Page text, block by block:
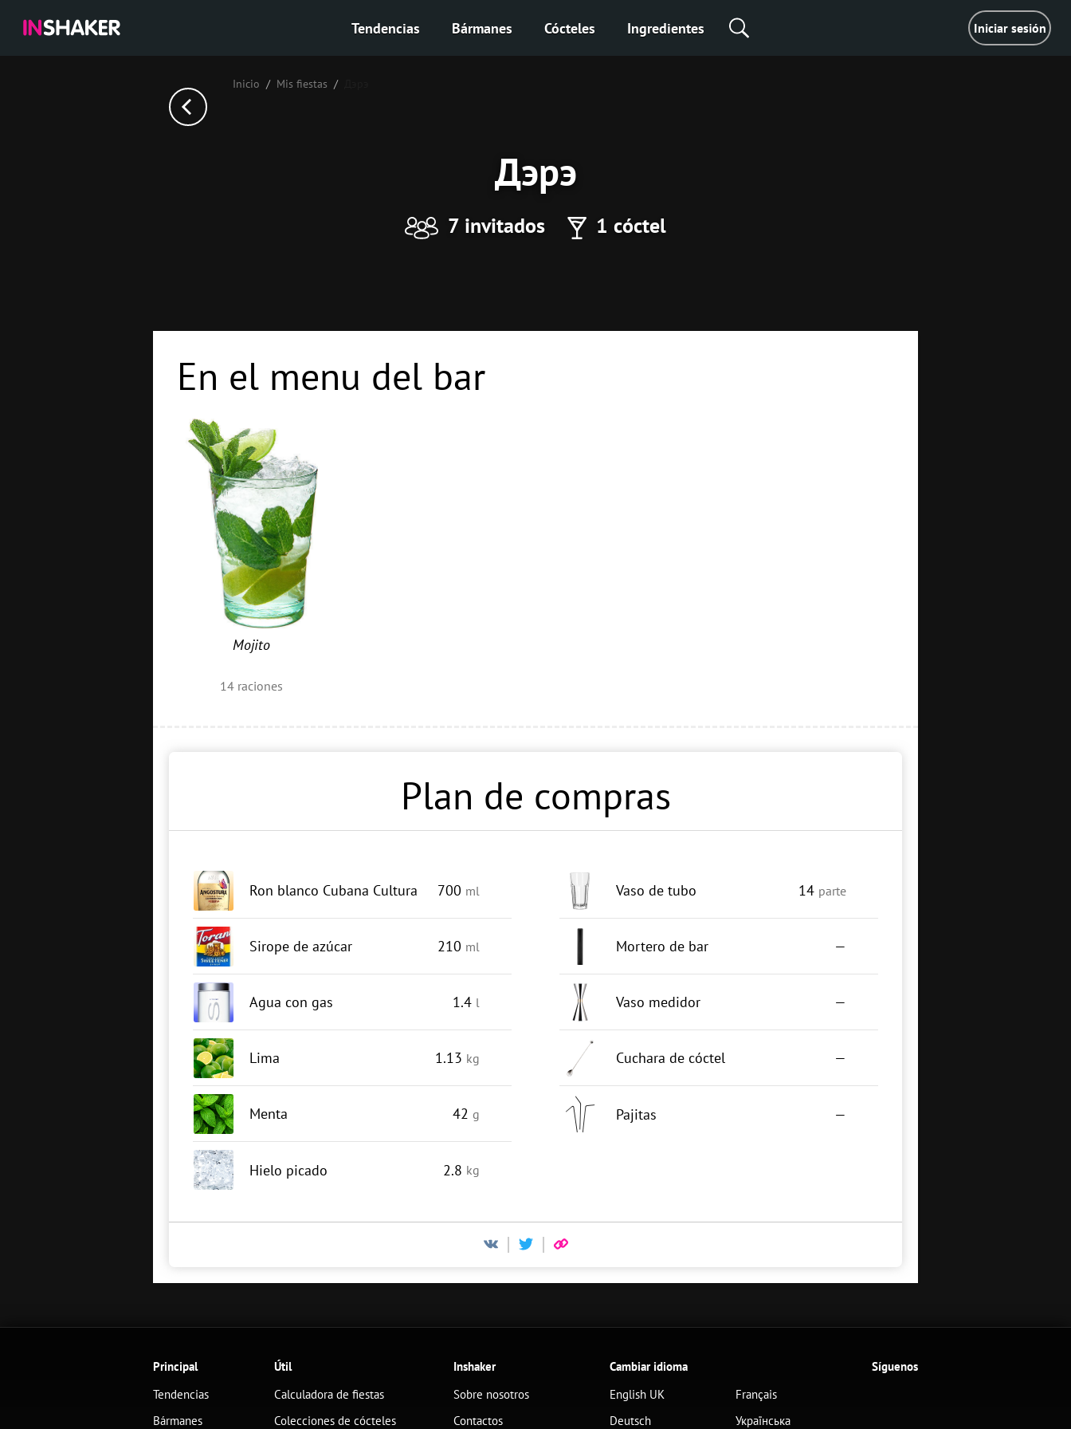
Tendencias Bármanes Cócteles Ingredientes Iniciar sesión
Inicio Mis fiestas
Дэрэ
7 invitados 1 cóctel
En el menu del bar
Mojito
14 raciones
Plan de compras
Ron blanco Cubana Cultura 700 ml
Sirope de azúcar 210 ml
Agua con gas 1.4 l
Lima 1.13 kg
Menta 42 g
Hielo picado 2.8 kg
Vaso de tubo 14 parte
Mortero de bar —
Vaso medidor —
Cuchara de cóctel —
Pajitas —
Principal
Tendencias
Bármanes
Útil
Calculadora de fiestas
Colecciones de cócteles
Inshaker
Sobre nosotros
Contactos
Cambiar idioma
English UK
Deutsch
Français
Українська
Síguenos